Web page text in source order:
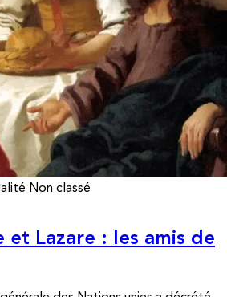
Non classé
et Lazare : les amis de